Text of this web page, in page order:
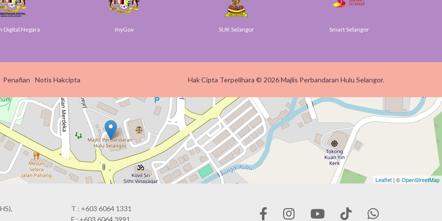
Negara myGov SUK Selangor Smart Selangor
Penafian Notis Hakcipta Hak Cipta Terpelihara © 2026 Majlis Perbandaran Hulu Selangor.
Leaflet | ©OpenStreetMap
T : +603 6064 1331
F : +603 6064 3991